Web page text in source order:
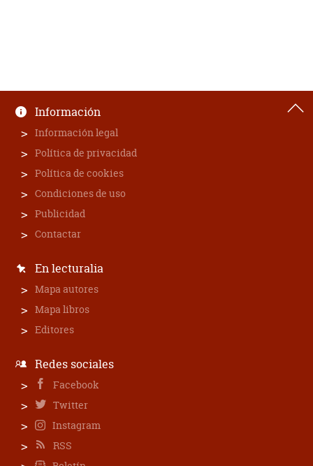
Información
Información legal
Política de privacidad
Política de cookies
Condiciones de uso
Publicidad
Contactar
En lecturalia
Mapa autores
Mapa libros
Editores
Redes sociales
Facebook
Twitter
Instagram
RSS